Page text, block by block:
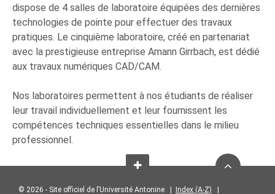
dispose de 4 salles de laboratoire équipées des dernières
technologies de pointe pour effectuer des travaux
pratiques. Le cinquième laboratoire, créé en partenariat
avec la prestigieuse entreprise Amann Girrbach, est dédié
aux travaux numériques CAD/CAM.
Nos laboratoires permettent à nos étudiants de réaliser
leur travail individuellement et leur fournissent les
compétences techniques essentielles dans le milieu
professionnel.
© 2026 - Site officiel de l’Université Antonine | Index (A-Z)